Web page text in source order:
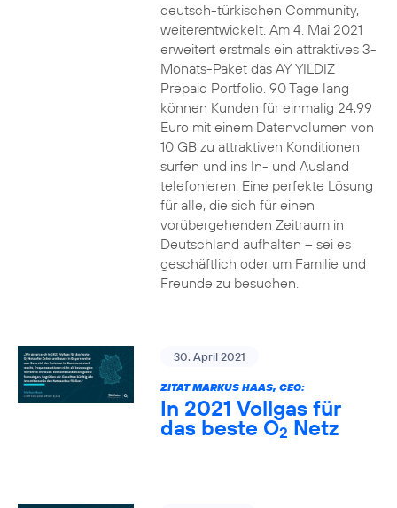
deutsch-türkischen Community,
weiterentwickelt. Am 4. Mai 2021
erweitert erstmals ein attraktives 3-
Monats-Paket das AY YILDIZ
Prepaid Portfolio. 90 Tage lang
können Kunden für einmalig 24,99
Euro mit einem Datenvolumen von
10 GB zu attraktiven Konditionen
surfen und ins In- und Ausland
telefonieren. Eine perfekte Lösung
für alle, die sich für einen
vorübergehenden Zeitraum in
Deutschland aufhalten – sei es
geschäftlich oder um Familie und
Freunde zu besuchen.
30. April 2021
ZITAT MARKUS HAAS, CEO:
In 2021 Vollgas für
das beste O2 Netz